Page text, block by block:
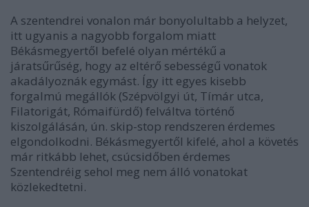
A szentendrei vonalon már bonyolultabb a helyzet,
itt ugyanis a nagyobb forgalom miatt
Békásmegyertől befelé olyan mértékű a
járatsűrűség, hogy az eltérő sebességű vonatok
akadályoznák egymást. Így itt egyes kisebb
forgalmú megállók (Szépvölgyi út, Tímár utca,
Filatorigát, Rómaifürdő) felváltva történő
kiszolgálásán, ún. skip-stop rendszeren érdemes
elgondolkodni. Békásmegyertől kifelé, ahol a követés
már ritkább lehet, csúcsidőben érdemes
Szentendréig sehol meg nem álló vonatokat
közlekedtetni.